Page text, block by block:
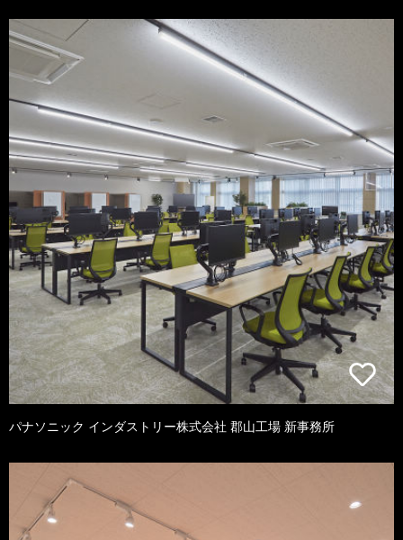
パナソニック インダストリー株式会社 郡山工場 新事務所